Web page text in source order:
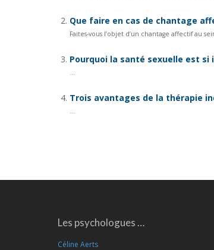
Que faire en cas de chantage
Faites-vous l’objet d’un chantage affectif au
Pourquoi la santé sexuelle est si
...
Trois avantages de la thérapie
...
Les psychologues …
Céline Aerts